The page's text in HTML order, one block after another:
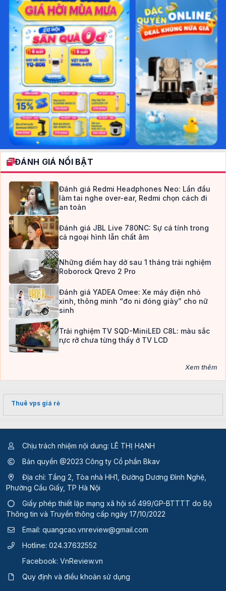
ĐÁNH GIÁ NỔI BẬT
Đánh giá Redmi Headphones Neo: Lần đầu
làm tai nghe over-ear, Redmi chọn cách đi
an toàn
Đánh giá JBL Live 780NC: Sự cá tính trong
cả ngoại hình lẫn chất âm
Những điểm hay dở sau 1 tháng trải nghiệm
Roborock Qrevo 2 Pro
Đánh giá YADEA Omee: Xe máy điện nhỏ
xinh, thông minh “đo ni đóng giày” cho nữ
sinh
Trải nghiệm TV SQD-MiniLED C8L: màu sắc
rực rỡ chưa từng thấy ở TV LCD
Xem thêm
Thuê vps giá rẻ
Chịu trách nhiệm nội dung: LÊ THỊ HẠNH
Bản quyền @2023 Công ty Cổ phần Bkav
Địa chỉ: Tầng 2, Tòa nhà HH1, Đường Dương Đình Nghệ,
Phường Cầu Giấy, TP Hà Nội
Giấy phép thiết lập mạng xã hội số 499/GP-BTTTT do Bộ
Thông tin và Truyền thông cấp ngày 17/10/2022
Email: quangcao.vnreview@gmail.com
Hotline: 024.37632552
Facebook: VnReview.vn
Quy định và điều khoản sử dụng